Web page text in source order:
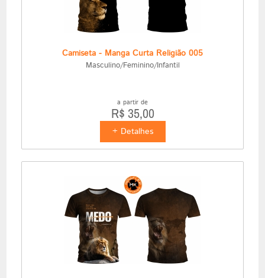
Camiseta - Manga Curta Religião 005
Masculino/Feminino/Infantil
a partir de
R$ 35,00
+ Detalhes